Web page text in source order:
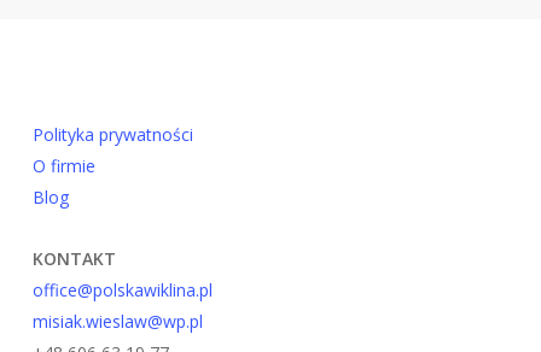
Polityka prywatności
O firmie
Blog
KONTAKT
office@polskawiklina.pl
misiak.wieslaw@wp.pl